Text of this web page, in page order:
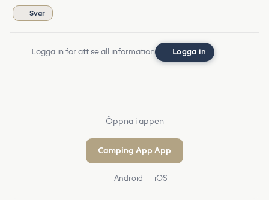
Svar
Logga in för att se all information Logga in
Öppna i appen
Camping App App
Android iOS